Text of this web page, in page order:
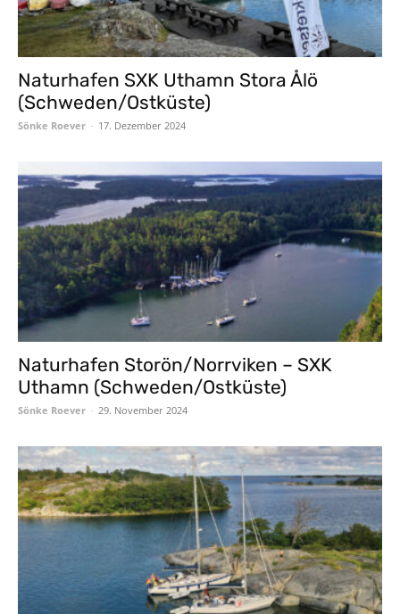
Naturhafen SXK Uthamn Stora Ålö
(Schweden/Ostküste)
Sönke Roever - 17. Dezember 2024
Naturhafen Storön/Norrviken – SXK
Uthamn (Schweden/Ostküste)
Sönke Roever - 29. November 2024